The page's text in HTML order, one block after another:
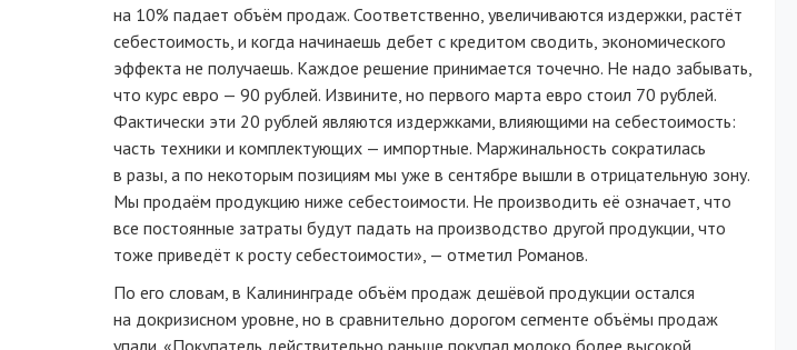
на 10% падает объём продаж. Соответственно, увеличиваются издержки, растёт
себестоимость, и когда начинаешь дебет с кредитом сводить, экономического
эффекта не получаешь. Каждое решение принимается точечно. Не надо забывать,
что курс евро — ​90 рублей. Извините, но первого марта евро стоил 70 рублей.
Фактически эти 20 рублей являются издержками, влияющими на себестоимость:
часть техники и комплектующих — ​импортные. Маржинальность сократилась
в разы, а по некоторым позициям мы уже в сентябре вышли в отрицательную зону.
Мы продаём продукцию ниже себестоимости. Не производить её означает, что
все постоянные затраты будут падать на производство другой продукции, что
тоже приведёт к росту себестоимости», — отметил Романов.
По его словам, в Калининграде объём продаж дешёвой продукции остался
на докризисном уровне, но в сравнительно дорогом сегменте объёмы продаж
упали. «Покупатель действительно раньше покупал молоко более высокой